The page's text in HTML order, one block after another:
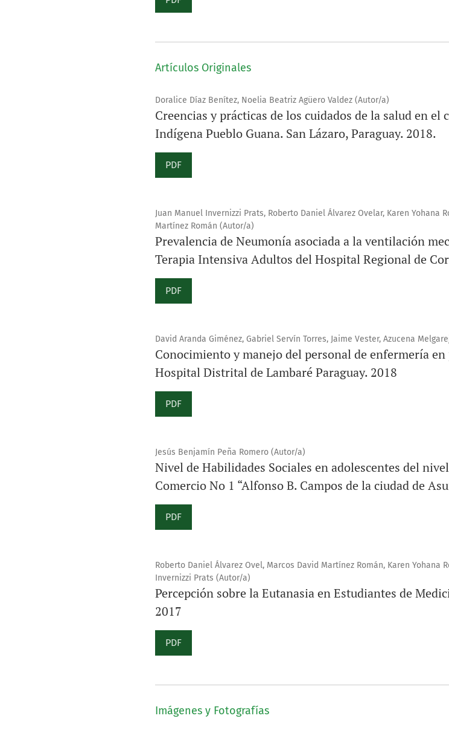
Artículos Originales
Doralice Díaz Benítez, Noelia Beatriz Agüero Valdez (Autor/a)
Creencias y prácticas de los cuidados de la salud en
Indígena Pueblo Guana. San Lázaro, Paraguay. 2018.
PDF
Juan Manuel Invernizzi Prats, Roberto Daniel Álvarez Ovelar, Karen Yohana
Martínez Román (Autor/a)
Prevalencia de Neumonía asociada a la ventilación
Terapia Intensiva Adultos del Hospital Regional de
PDF
David Aranda Giménez, Gabriel Servín Torres, Jaime Vester, Azucena
Conocimiento y manejo del personal de enfermería
Hospital Distrital de Lambaré Paraguay. 2018
PDF
Jesús Benjamín Peña Romero (Autor/a)
Nivel de Habilidades Sociales en adolescentes del
Comercio No 1 “Alfonso B. Campos de la ciudad de
PDF
Roberto Daniel Álvarez Ovel, Marcos David Martínez Román, Karen Yohana
Invernizzi Prats (Autor/a)
Percepción sobre la Eutanasia en Estudiantes de
2017
PDF
Imágenes y Fotografías